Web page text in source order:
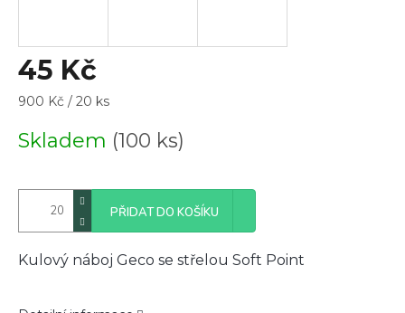
45 Kč
Měrná
900 Kč / 20 ks
Skladem (100 ks)
PŘIDAT DO KOŠÍKU
Kulový náboj Geco se střelou Soft Point